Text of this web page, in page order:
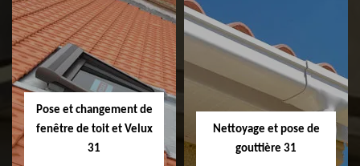
Couvreur 31
Etanchéité de
faitage et faitière
31
Pose et changement de
fenêtre de toit et Velux
31
Nettoyage et pose de
gouttière 31